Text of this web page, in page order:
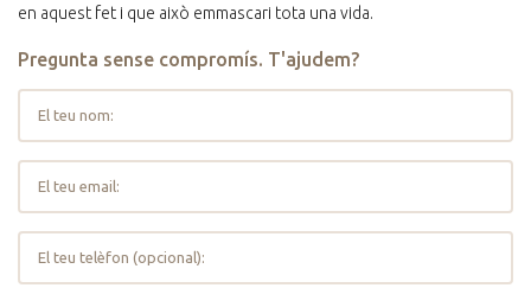
en aquest fet i que això emmascari tota una vida.
Pregunta sense compromís. T'ajudem?